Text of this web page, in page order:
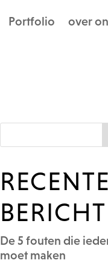
Portfolio over
RECENTE
De 5 fouten die
moet maken